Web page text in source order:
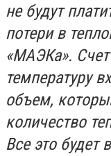
не будут
потери в
«МАЭКа».
температуру
объем,
количество
Все это будет